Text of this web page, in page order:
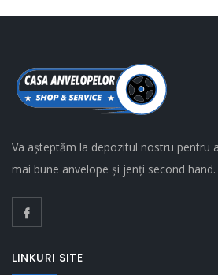
Va așteptăm la depozitul nostru pentru
mai bune anvelope și jenți second hand.
LINKURI SITE